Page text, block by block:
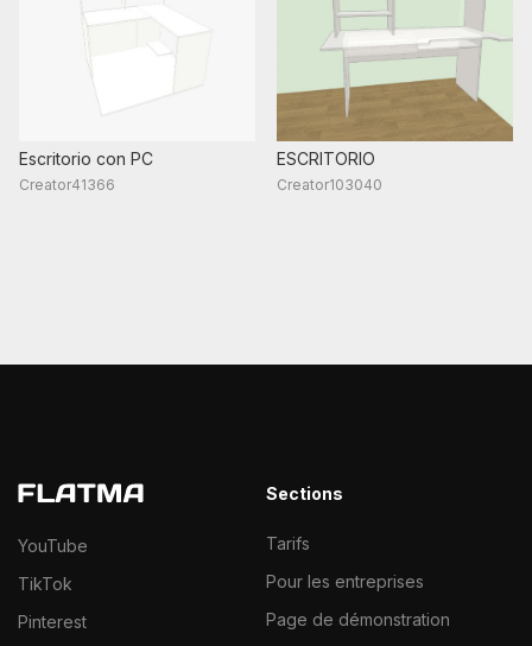
Escritorio con PC
Creator41366
ESCRITORIO
Creator103040
YouTube
TikTok
Pinterest
Sections
Tarifs
Pour les entreprises
Page de démonstration